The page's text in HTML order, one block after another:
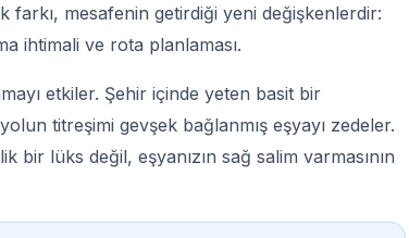
farkı, mesafenin getirdiği yeni değişkenlerdir:
ihtimali ve rota planlaması.
etkiler. Şehir içinde yeten basit bir
titreşimi gevşek bağlanmış eşyayı zedeler.
lüks değil, eşyanızın sağ salim varmasının